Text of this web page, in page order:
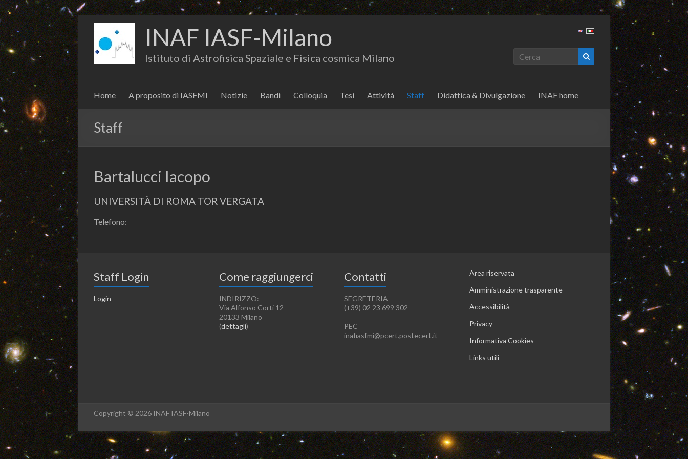
INAF IASF-Milano
Istituto di Astrofisica Spaziale e Fisica cosmica Milano
Home A proposito di IASFMI Notizie Bandi Colloquia Tesi Attività Staff Didattica & Divulgazione INAF home
Staff
Bartalucci Iacopo
UNIVERSITÀ DI ROMA TOR VERGATA
Telefono:
Staff Login
Login
Come raggiungerci
INDIRIZZO:
Via Alfonso Corti 12
20133 Milano
(dettagli)
Contatti
SEGRETERIA
(+39) 02 23 699 302
PEC
inafiasfmi@pcert.postecert.it
Area riservata
Amministrazione trasparente
Accessibilità
Privacy
Informativa Cookies
Links utili
Copyright © 2026 INAF IASF-Milano